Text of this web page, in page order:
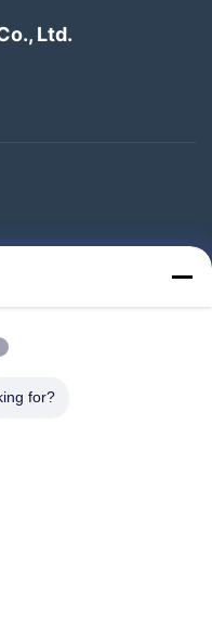
Ltd.
for?